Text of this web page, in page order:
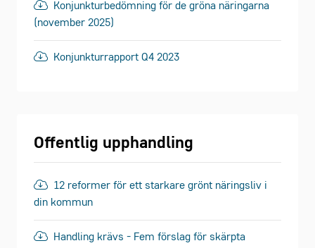
Konjunkturbedömning för de gröna näringarna
(november 2025)
Konjunkturrapport Q4 2023
Offentlig upphandling
12 reformer för ett starkare grönt näringsliv i
din kommun
Handling krävs - Fem förslag för skärpta